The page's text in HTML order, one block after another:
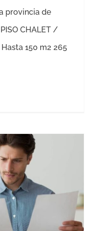
provincia de
CHALET /
Hasta 150 m2 265